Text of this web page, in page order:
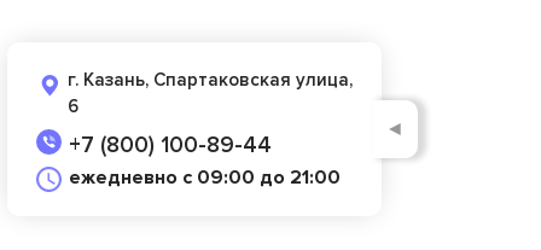
г. Казань, Спартаковская улица,
6
+7 (800) 100-89-44
ежедневно с 09:00 до 21:00
◄